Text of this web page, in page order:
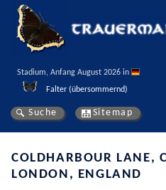
Stadium, Anfang August 2026 in
Falter (übersommernd)
Suche Sitemap
COLDHARBOUR LANE,
LONDON, ENGLAND